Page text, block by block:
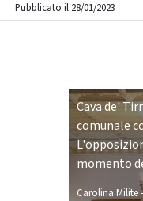
Pubblicato il 28/01/2023
Cava de'
comunale
momento
Carolina Milite